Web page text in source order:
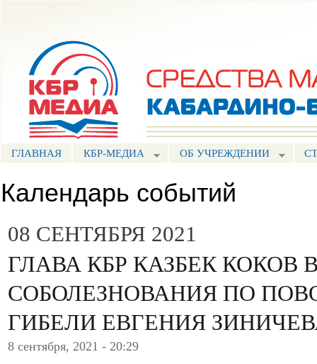
ГЛАВНАЯ КБР-МЕДИА ОБ УЧРЕЖДЕНИИ
Календарь событий
08 СЕНТЯБРЯ 2021
ГЛАВА КБР КАЗБЕК КОКОВ
СОБОЛЕЗНОВАНИЯ ПО
ГИБЕЛИ ЕВГЕНИЯ
8 сентября, 2021 - 20:29